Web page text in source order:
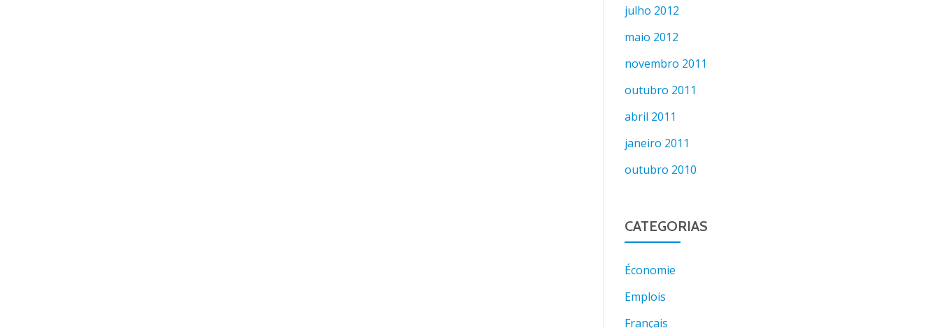
julho 2012
maio 2012
novembro 2011
outubro 2011
abril 2011
janeiro 2011
outubro 2010
CATEGORIAS
Économie
Emplois
Français